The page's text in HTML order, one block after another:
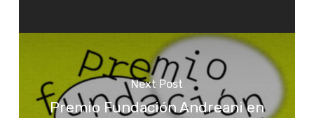
Next Post
Premio Fundación Andreani en